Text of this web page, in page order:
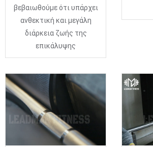
βεβαιωθούμε ότι υπάρχει
ανθεκτική και μεγάλη
διάρκεια ζωής της
επικάλυψης